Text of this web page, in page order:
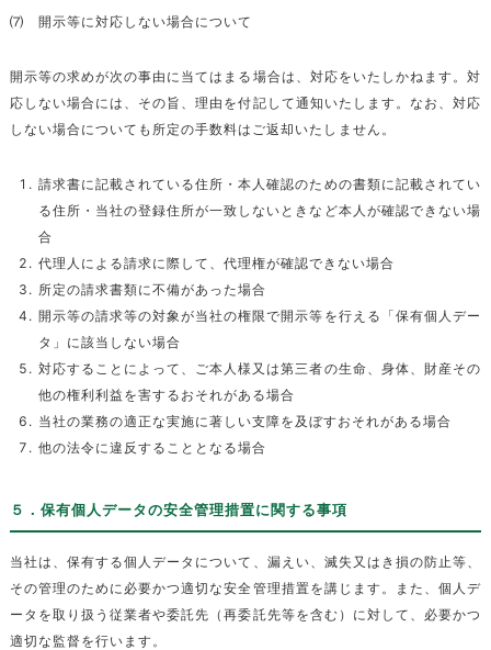
⑺ 開示等に対応しない場合について
開示等の求めが次の事由に当てはまる場合は、対応をいたしかねます。対
応しない場合には、その旨、理由を付記して通知いたします。なお、対応
しない場合についても所定の手数料はご返却いたしません。
請求書に記載されている住所・本人確認のための書類に記載されてい
る住所・当社の登録住所が一致しないときなど本人が確認できない場
合
代理人による請求に際して、代理権が確認できない場合
所定の請求書類に不備があった場合
開示等の請求等の対象が当社の権限で開示等を行える「保有個人デー
タ」に該当しない場合
対応することによって、ご本人様又は第三者の生命、身体、財産その
他の権利利益を害するおそれがある場合
当社の業務の適正な実施に著しい支障を及ぼすおそれがある場合
他の法令に違反することとなる場合
５．保有個人データの安全管理措置に関する事項
当社は、保有する個人データについて、漏えい、滅失又はき損の防止等、
その管理のために必要かつ適切な安全管理措置を講じます。また、個人デ
ータを取り扱う従業者や委託先（再委託先等を含む）に対して、必要かつ
適切な監督を行います。